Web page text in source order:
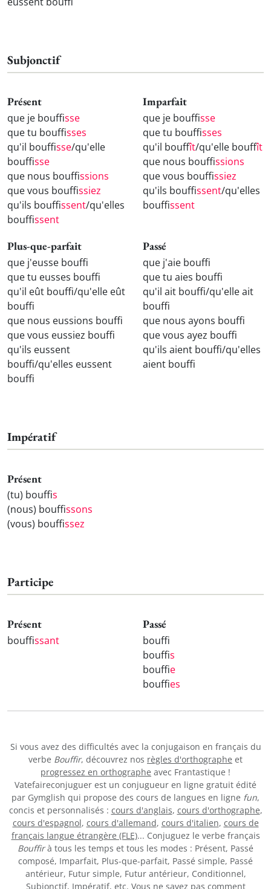
Subjonctif
Présent
que je bouffisse
que tu bouffisses
qu'il bouffisse/qu'elle
bouffisse
que nous bouffissions
que vous bouffissiez
qu'ils bouffissent/qu'elles
bouffissent
Imparfait
que je bouffisse
que tu bouffisses
qu'il bouffît/qu'elle bouffît
que nous bouffissions
que vous bouffissiez
qu'ils bouffissent/qu'elles
bouffissent
Plus-que-parfait
que j'eusse bouff
que tu eusses bouff
qu'il eût bouff/qu'elle eût
bouff
que nous eussions bouff
que vous eussiez bouff
qu'ils eussent
bouff/qu'elles eussent
bouff
Passé
que j'aie bouff
que tu aies bouff
qu'il ait bouff/qu'elle ait
bouff
que nous ayons bouff
que vous ayez bouff
qu'ils aient bouff/qu'elles
aient bouff
Impératif
Présent
(tu) bouffis
(nous) bouffissons
(vous) bouffissez
Participe
Présent
bouffissant
Passé
bouff
bouffis
bouffie
bouffies
Si vous avez des difficultés avec la conjugaison en français du
verbe Bouffir, découvrez nos règles d'orthographe et
progressez en orthographe avec Frantastique !
Vatefaireconjuguer est un conjugueur en ligne gratuit édité
par Gymglish qui propose des cours de langues en ligne fun,
concis et personnalisés : cours d'anglais, cours d'orthographe,
cours d'espagnol, cours d'allemand, cours d'italien, cours de
français langue étrangère (FLE)... Conjuguez le verbe français
Bouffirà tous les temps et tous les modes : Présent, Passé
composé, Imparfait, Plus-que-parfait, Passé simple, Passé
antérieur, Futur simple, Futur antérieur, Conditionnel,
Subjonctif, Impératif, etc. Vous ne savez pas comment